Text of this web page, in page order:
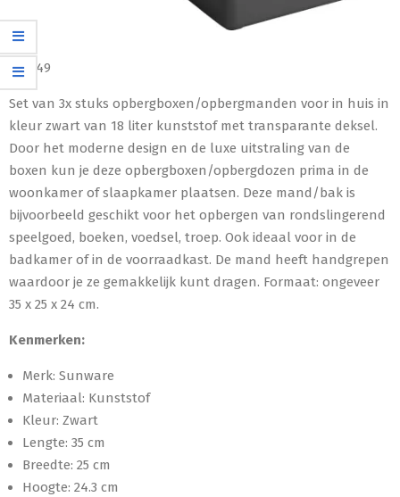
€52,49
Set van 3x stuks opbergboxen/opbergmanden voor in huis in
kleur zwart van 18 liter kunststof met transparante deksel.
Door het moderne design en de luxe uitstraling van de
boxen kun je deze opbergboxen/opbergdozen prima in de
woonkamer of slaapkamer plaatsen. Deze mand/bak is
bijvoorbeeld geschikt voor het opbergen van rondslingerend
speelgoed, boeken, voedsel, troep. Ook ideaal voor in de
badkamer of in de voorraadkast. De mand heeft handgrepen
waardoor je ze gemakkelijk kunt dragen. Formaat: ongeveer
35 x 25 x 24 cm.
Kenmerken:
Merk: Sunware
Materiaal: Kunststof
Kleur: Zwart
Lengte: 35 cm
Breedte: 25 cm
Hoogte: 24.3 cm